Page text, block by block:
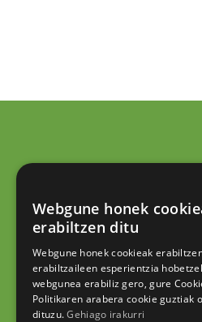
Webgune honek
erabiltzen ditu
Webgune honek cookieak
erabiltzaileen esperientzia
webgunea erabiliz gero, gure
Politikaren arabera cookie guztiak
dituzu. Gehiago irakurri